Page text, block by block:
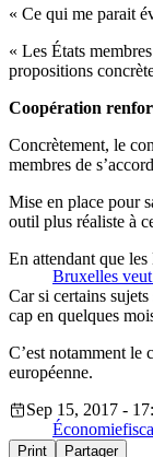
« Ce qui me parait
« Les États
propositions
Coopération
Concrètement, le
membres de
Mise en place pour
outil plus réaliste à
Bruxelles veut
En attendant que
Car si certains
cap en quelques
C’est notamment le
européenne.
Sep 15, 2017 -
Économie
Print Partager